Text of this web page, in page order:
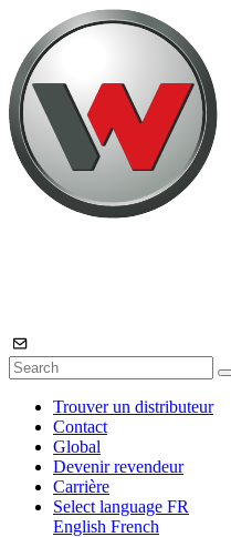
Trouver un distributeur
Contact
Global
Devenir revendeur
Carrière
Select language FR
English French